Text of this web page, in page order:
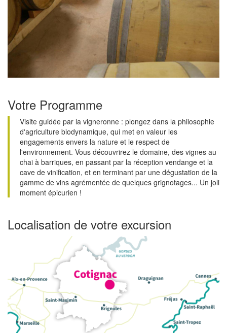
Votre Programme
Visite guidée par la vigneronne : plongez dans la philosophie
d'agriculture biodynamique, qui met en valeur les
engagements envers la nature et le respect de
l'environnement. Vous découvrirez le domaine, des vignes au
chai à barriques, en passant par la réception vendange et la
cave de vinification, et en terminant par une dégustation de la
gamme de vins agrémentée de quelques grignotages... Un joli
moment épicurien !
Localisation de votre excursion